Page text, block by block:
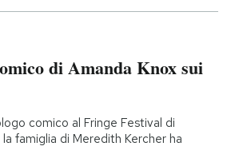
di Amanda Knox sui
comico al Fringe Festival di
famiglia di Meredith Kercher ha